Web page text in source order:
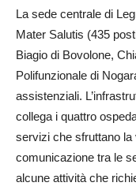
La sede centrale di
Mater Salutis (435
Biagio di Bovolone,
Polifunzionale di
assistenziali.
collega i quattro
servizi che sfruttano
comunicazione tra le
alcune attività che